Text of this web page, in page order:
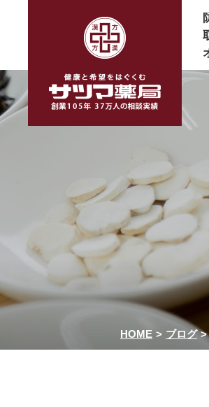
HOME ブログ